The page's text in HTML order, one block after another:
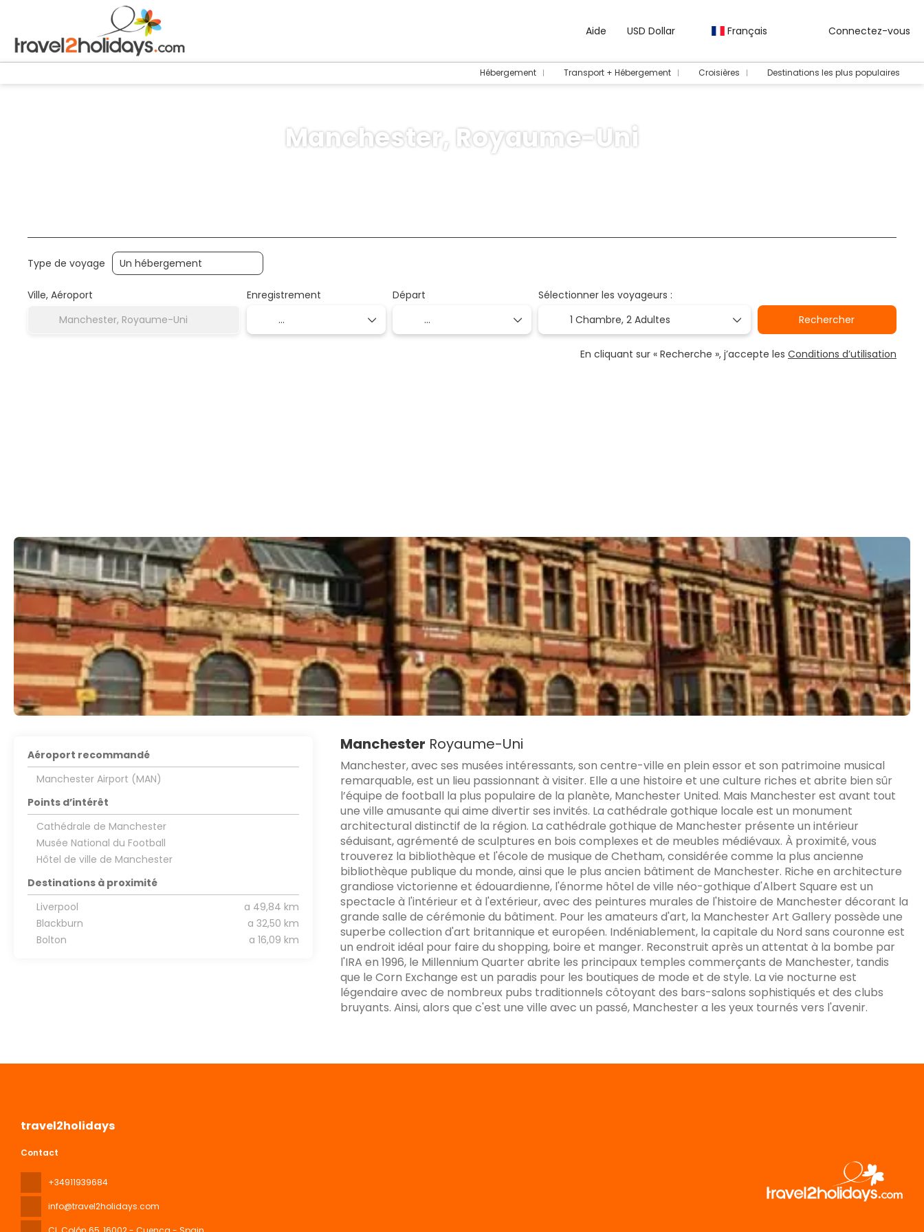
Aide USD Dollar Français Connectez-vous
Hébergement Transport + Hébergement Croisières Destinations les plus populaires
Manchester, Royaume-Uni
Type de voyage
Ville, Aéroport Enregistrement Départ
Sélectionner les voyageurs :
1 Chambre,2 Adultes Rechercher
En cliquant sur « Recherche », j’accepte les Conditions d’utilisation
Manchester Royaume-Uni
Manchester, avec ses musées intéressants, son centre-ville en plein essor et son patrimoine musical
remarquable, est un lieu passionnant à visiter. Elle a une histoire et une culture riches et abrite bien sûr
l’équipe de football la plus populaire de la planète, Manchester United. Mais Manchester est avant tout
une ville amusante qui aime divertir ses invités. La cathédrale gothique locale est un monument
architectural distinctif de la région. La cathédrale gothique de Manchester présente un intérieur
séduisant, agrémenté de sculptures en bois complexes et de meubles médiévaux. À proximité, vous
trouverez la bibliothèque et l'école de musique de Chetham, considérée comme la plus ancienne
bibliothèque publique du monde, ainsi que le plus ancien bâtiment de Manchester. Riche en architecture
grandiose victorienne et édouardienne, l'énorme hôtel de ville néo-gothique d'Albert Square est un
spectacle à l'intérieur et à l'extérieur, avec des peintures murales de l'histoire de Manchester décorant la
grande salle de cérémonie du bâtiment. Pour les amateurs d'art, la Manchester Art Gallery possède une
superbe collection d'art britannique et européen. Indéniablement, la capitale du Nord sans couronne est
un endroit idéal pour faire du shopping, boire et manger. Reconstruit après un attentat à la bombe par
l'IRA en 1996, le Millennium Quarter abrite les principaux temples commerçants de Manchester, tandis
que le Corn Exchange est un paradis pour les boutiques de mode et de style. La vie nocturne est
légendaire avec de nombreux pubs traditionnels côtoyant des bars-salons sophistiqués et des clubs
bruyants. Ainsi, alors que c'est une ville avec un passé, Manchester a les yeux tournés vers l'avenir.
Aéroport recommandé
Manchester Airport (MAN)
Points d’intérêt
Cathédrale de Manchester
Musée National du Football
Hôtel de ville de Manchester
Destinations à proximité
Liverpool
a 49,84 km
Blackburn
a 32,50 km
Bolton
a 16,09 km
travel2holidays
Contact
+34911939684
info@travel2holidays.com